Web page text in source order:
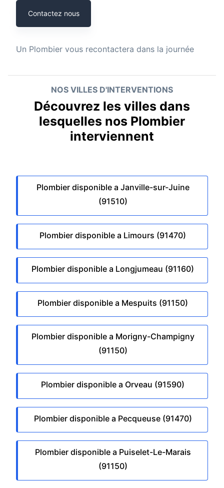
Contactez nous
Un Plombier vous recontactera dans la journée
NOS VILLES D'INTERVENTIONS
Découvrez les villes dans
lesquelles nos Plombier
interviennent
Plombier disponible a Janville-sur-Juine
(91510)
Plombier disponible a Limours (91470)
Plombier disponible a Longjumeau (91160)
Plombier disponible a Mespuits (91150)
Plombier disponible a Morigny-Champigny
(91150)
Plombier disponible a Orveau (91590)
Plombier disponible a Pecqueuse (91470)
Plombier disponible a Puiselet-Le-Marais
(91150)